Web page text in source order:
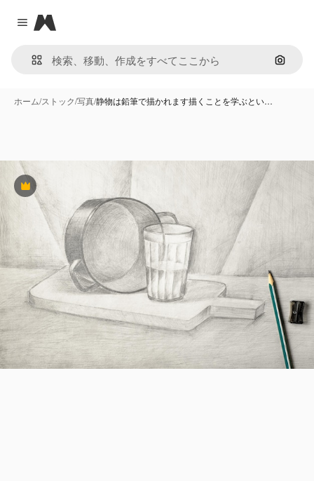
Close menu
Magnific
画像で
ホーム/ストック/写真/静物は鉛筆で描かれます描くことを学ぶとい…
Premium